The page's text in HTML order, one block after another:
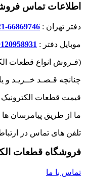
اطلاعات تماس
دفتر تهران : 66869746-021
موبایل دفتر :
(فـروش انواع قطعات
چنانچه قـصـد خــریـد و
قیمت قطعات الکترونیک
ما از طریق پیامرسان ها
تلفن های تماس در
فروشگاه قطعات
تماس با ما